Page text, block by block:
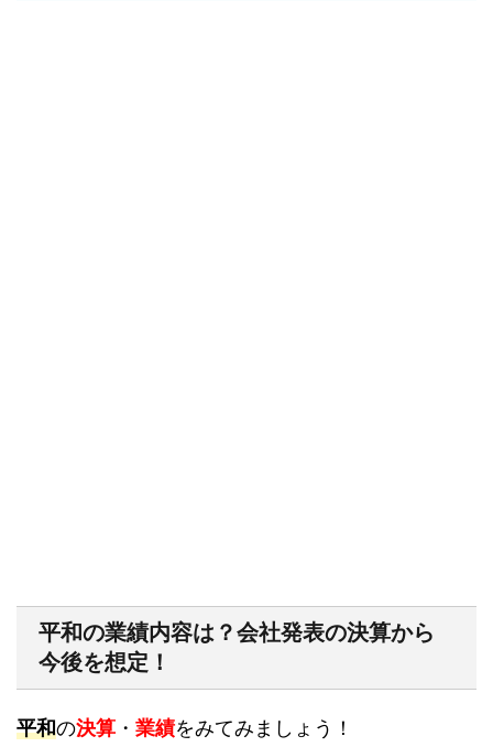
平和の業績内容は？会社発表の決算から
今後を想定！
平和の決算 ・ 業績をみてみましょう！